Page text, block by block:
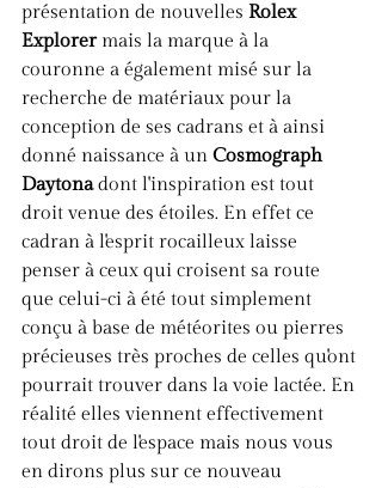
présentation de nouvelles Rolex
Explorer mais la marque à la
couronne a également misé sur la
recherche de matériaux pour la
conception de ses cadrans et à ainsi
donné naissance à un Cosmograph
Daytona dont l'inspiration est tout
droit venue des étoiles. En effet ce
cadran à l'esprit rocailleux laisse
penser à ceux qui croisent sa route
que celui-ci à été tout simplement
conçu à base de météorites ou pierres
précieuses très proches de celles qu'ont
pourrait trouver dans la voie lactée. En
réalité elles viennent effectivement
tout droit de l'espace mais nous vous
en dirons plus sur ce nouveau